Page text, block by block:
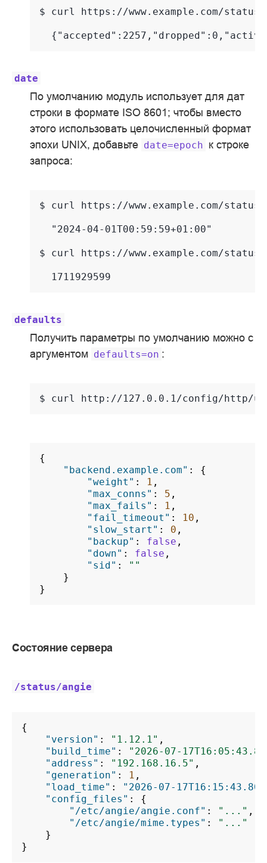
$ curl https://www.example.com/
date
По умолчанию модуль использует для дат
строки в формате ISO 8601; чтобы вместо
этого использовать целочисленный формат
эпохи UNIX, добавьте date=epoch к строке
запроса:
$ curl https://www.example.com/
  "2024-04-01T00:59:59+01:00"
$ curl https://www.example.com/
  1711929599
defaults
Получить параметры по умолчанию можно с
аргументом defaults=on :
$ curl http://127.0.0.1/config/http/
{
"backend.example.com" :
{
"weight" : 1 ,
"max_conns" : 5 ,
"max_fails" : 1 ,
"fail_timeout" : 10 ,
"slow_start" : 0 ,
"backup" : false ,
"down" : false ,
"sid" :
""
}
}
Состояние сервера
/status/angie
{
"version" : "1.12.1" ,
"build_time" :
"2026-07-
"address" : "192.168.16.5" ,
"generation" : 1 ,
"load_time" :
"2026-07-
"config_files" :
{
"/etc/angie/angie.conf" : "..." ,
"/etc/angie/mime.types" :
"..."
}
}